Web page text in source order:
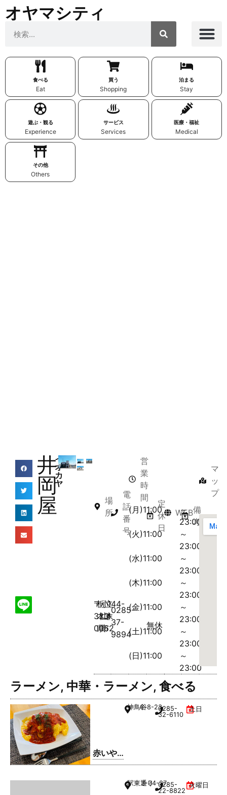
オヤマシティ
食べる
Eat
買う
Shopping
泊まる
Stay
遊ぶ・観る
Experience
サービス
Services
医療・福祉
Medical
その他
Others
井
岡
屋
イ
オ
カ
ヤ
場
所
〒
323-
0062
栃
木
県
小
山
市
立
木
144-
1
電
話
番
号
0285-
37-
9894
営
業
時
間
(月)11:00
～
23:00
(火)11:00
～
23:00
(水)11:00
～
23:00
(木)11:00
～
23:00
(金)11:00
～
23:00
(土)11:00
～
23:00
(日)11:00
～
23:00
定
休
日
無休
WEB備
考
マ
ッ
プ
ラーメン, 中華・ラーメン, 食べる
赤いや
ね
神鳥谷6-8-230285-
32-6110
土日
駅東通り3-34-270285-
22-8822
火曜日